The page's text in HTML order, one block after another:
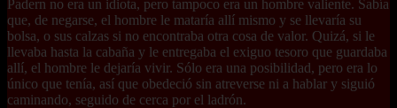
Padern no era un idiota, pero tampoco era un hombre valiente. Sabía
que, de negarse, el hombre le mataría allí mismo y se llevaría su
bolsa, o sus calzas si no encontraba otra cosa de valor. Quizá, si le
llevaba hasta la cabaña y le entregaba el exiguo tesoro que guardaba
allí, el hombre le dejaría vivir. Sólo era una posibilidad, pero era lo
único que tenía, así que obedeció sin atreverse ni a hablar y siguió
caminando, seguido de cerca por el ladrón.